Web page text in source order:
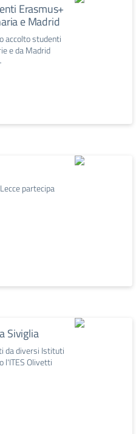
Erasmus+
e Madrid
accolto studenti
e da Madrid
partecipa
Siviglia
da diversi Istituti
l'ITES Olivetti